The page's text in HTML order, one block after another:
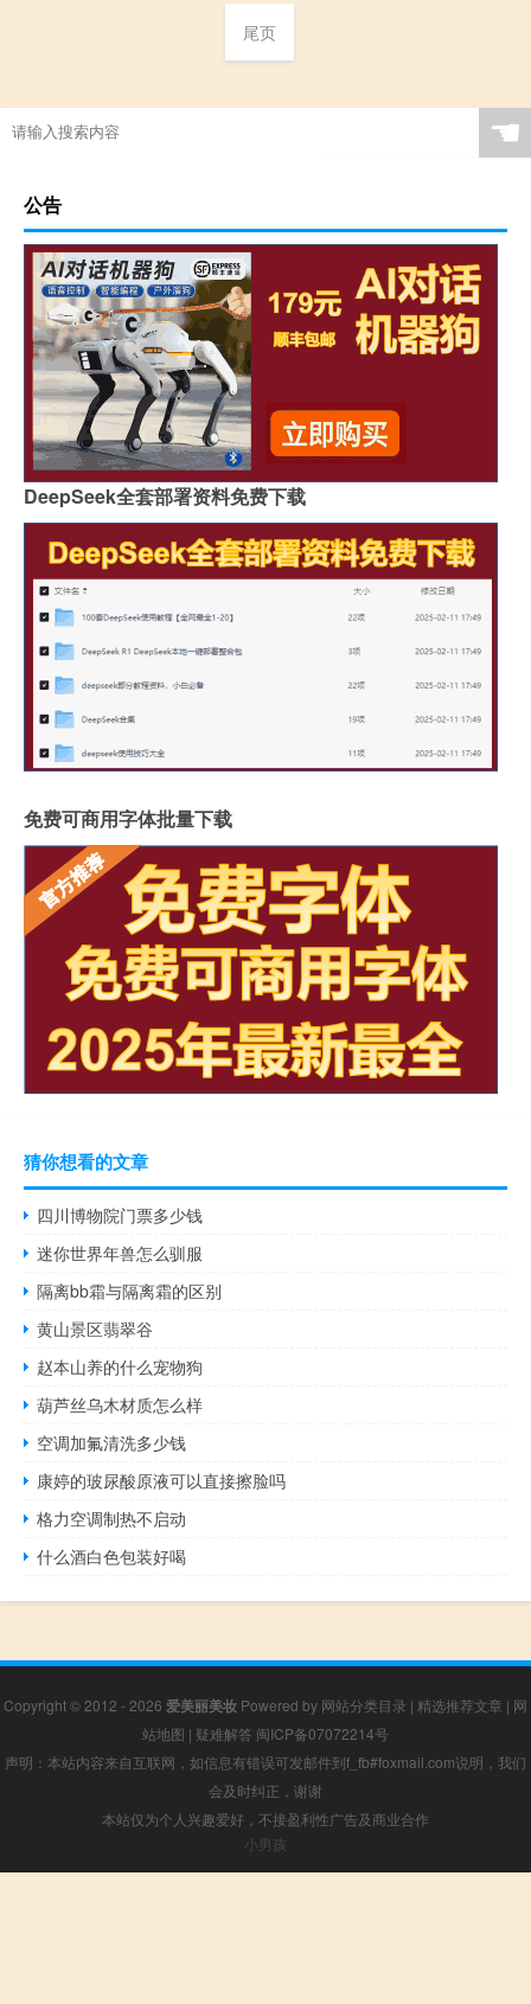
尾页
☚
公告
DeepSeek全套部署资料免费下载
免费可商用字体批量下载
猜你想看的文章
四川博物院门票多少钱
迷你世界年兽怎么驯服
隔离bb霜与隔离霜的区别
黄山景区翡翠谷
赵本山养的什么宠物狗
葫芦丝乌木材质怎么样
空调加氟清洗多少钱
康婷的玻尿酸原液可以直接擦脸吗
格力空调制热不启动
什么酒白色包装好喝
Copyright © 2012 - 2026 爱美丽美妆 Powered by 网站分类目录 | 精选推荐文章 | 网
站地图 | 疑难解答 闽ICP备07072214号
声明：本站内容来自互联网，如信息有错误可发邮件到f_fb#foxmail.com说明，我们
会及时纠正，谢谢
本站仅为个人兴趣爱好，不接盈利性广告及商业合作
小男孩